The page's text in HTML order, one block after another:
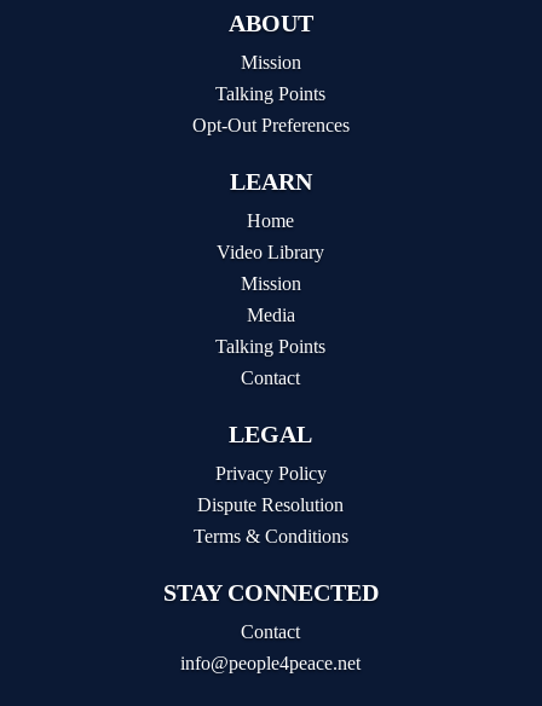
ABOUT
Mission
Talking Points
Opt-Out Preferences
LEARN
Home
Video Library
Mission
Media
Talking Points
Contact
LEGAL
Privacy Policy
Dispute Resolution
Terms & Conditions
STAY CONNECTED
Contact
info@people4peace.net